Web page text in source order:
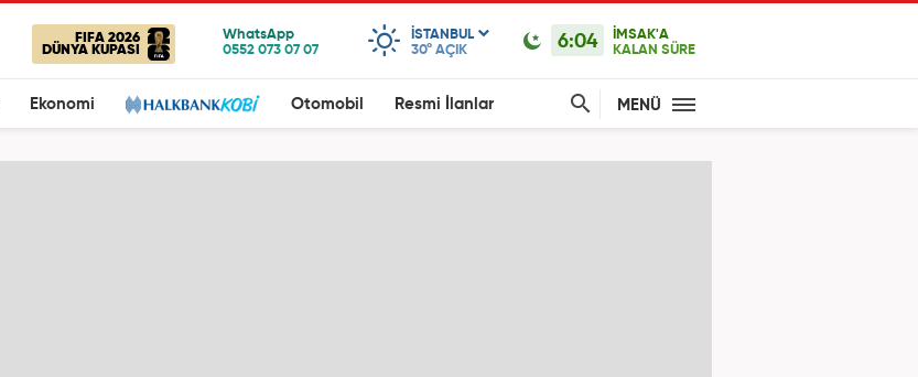
FIFA 2026
DÜNYA KUPASI
ISTANBUL
30° AÇIK 6:04
İMSAK'A
KALAN SÜRE
Ekonomi Otomobil Resmi İlanlar MENÜ